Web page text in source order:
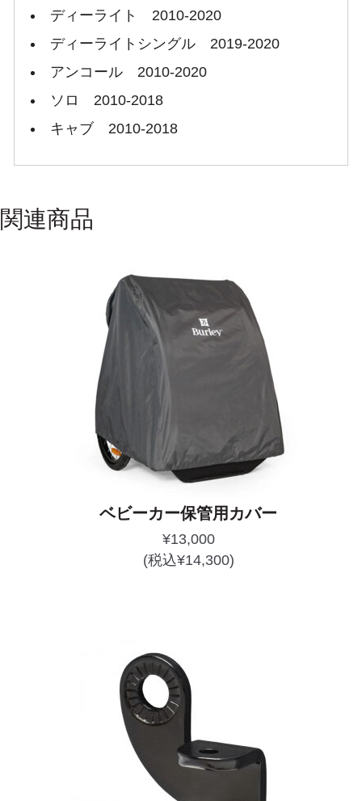
ディーライト 2010-2020
ディーライトシングル 2019-2020
アンコール 2010-2020
ソロ 2010-2018
キャブ 2010-2018
関連商品
ベビーカー保管用カバー
¥13,000
(税込¥14,300)